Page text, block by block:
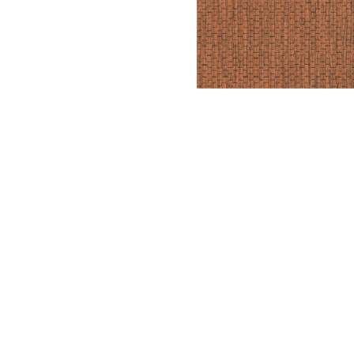
Meetups